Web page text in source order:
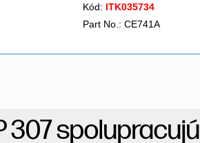
Kód: ITK035734
Part No.: CE741A
307 spolupracujú